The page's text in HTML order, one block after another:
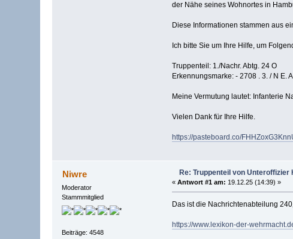
der Nähe seines Wohnortes in
Diese Informationen stammen aus
Ich bitte Sie um Ihre Hilfe, um
Truppenteil: 1./Nachr. Abtg. 24 O
Erkennungsmarke: - 2708 . 3. / N E.
Meine Vermutung lautet: Infanterie
Vielen Dank für Ihre Hilfe.
https://pasteboard.co/
Niwre
Moderator
Stammmitglied
Beiträge: 4548
Re: Truppenteil von Unteroffizier
« Antwort #1 am: 19.12.25 (14:39) »
Das ist die Nachrichtenabteilung
https://www.lexikon-der-